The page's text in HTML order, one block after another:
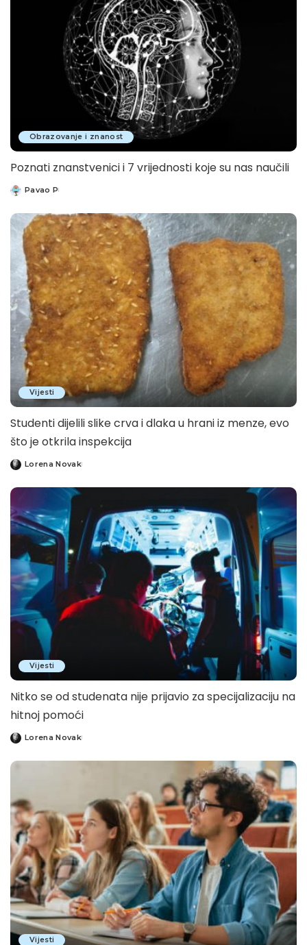
Obrazovanje i znanost
Poznati znanstvenici i 7 vrijednosti koje su nas naučili
Posted
Pavao P
Vijesti
Studenti dijelili slike crva i dlaka u hrani iz menze, evo
što je otkrila inspekcija
Posted
Lorena Novak
Vijesti
Nitko se od studenata nije prijavio za specijalizaciju na
hitnoj pomoći
Posted
Lorena Novak
Vijesti